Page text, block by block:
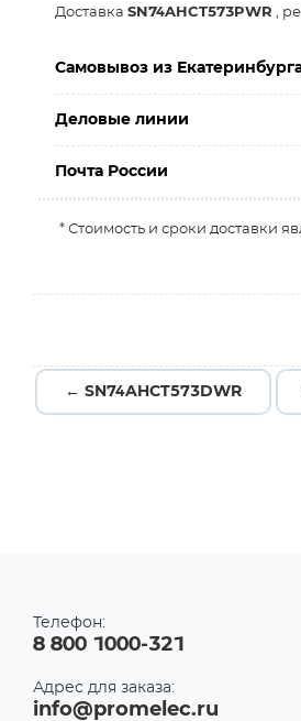
Доставка SN74AHCT573PWR ,
Самовывоз из
Деловые линии
Почта России
* Стоимость и сроки доставки
← SN74AHCT573DWR
Телефон:
8 800 1000-321
Адрес для заказа:
info@promelec.ru